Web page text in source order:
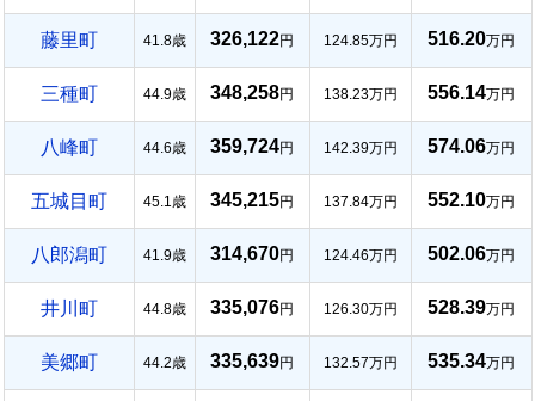
藤里町 41.8歳 326,122円 124.85万円 516.20万円
三種町 44.9歳 348,258円 138.23万円 556.14万円
八峰町 44.6歳 359,724円 142.39万円 574.06万円
五城目町 45.1歳 345,215円 137.84万円 552.10万円
八郎潟町 41.9歳 314,670円 124.46万円 502.06万円
井川町 44.8歳 335,076円 126.30万円 528.39万円
美郷町 44.2歳 335,639円 132.57万円 535.34万円